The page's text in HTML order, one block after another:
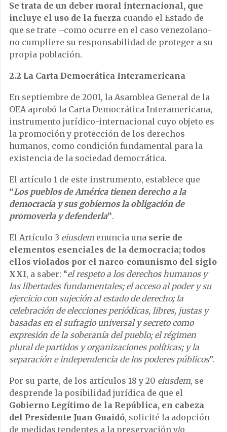
Se trata de un deber moral internacional, que
incluye el uso de la fuerza cuando el Estado de
que se trate –como ocurre en el caso venezolano-
no cumpliere su responsabilidad de proteger a su
propia población.
2.2 La Carta Democrática Interamericana
En septiembre de 2001, la Asamblea General de la
OEA aprobó la Carta Democrática Interamericana,
instrumento jurídico-internacional cuyo objeto es
la promoción y protección de los derechos
humanos, como condición fundamental para la
existencia de la sociedad democrática.
El artículo 1 de este instrumento, establece que
“Los pueblos de América tienen derecho a la
democracia y sus gobiernos la obligación de
promoverla y defenderla”.
El Artículo 3 eiusdem enuncia una serie de
elementos esenciales de la democracia; todos
ellos violados por el narco-comunismo del siglo
XXI, a saber: “el respeto a los derechos humanos y
las libertades fundamentales; el acceso al poder y su
ejercicio con sujeción al estado de derecho; la
celebración de elecciones periódicas, libres, justas y
basadas en el sufragio universal y secreto como
expresión de la soberanía del pueblo; el régimen
plural de partidos y organizaciones políticas; y la
separación e independencia de los poderes públicos”.
Por su parte, de los artículos 18 y 20 eiusdem, se
desprende la posibilidad jurídica de que el
Gobierno Legítimo de la República, en cabeza
del Presidente Juan Guaidó, solicité la adopción
de medidas tendentes a la preservación y/o